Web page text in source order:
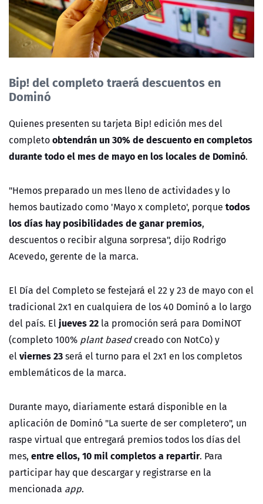
Bip! del completo traerá descuentos en
Dominó
Quienes presenten su tarjeta Bip! edición mes del
completoobtendrán un 30% de descuento en completos
durante todo el mes de mayo en los locales de Dominó.
"Hemos preparado un mes lleno de actividades y lo
hemos bautizado como 'Mayo x completo', porque todos
los días hay posibilidades de ganar premios,
descuentos o recibir alguna sorpresa", dijo Rodrigo
Acevedo, gerente de la marca.
El Día del Completo se festejará el 22 y 23 de mayo con el
tradicional 2x1 en cualquiera de los 40 Dominó a lo largo
del país. Eljueves 22 la promoción será para DomiNOT
(completo 100% plant based creado con NotCo) y
elviernes 23será el turno para el 2x1 en los completos
emblemáticos de la marca.
Durante mayo, diariamente estará disponible en la
aplicación de Dominó "La suerte de ser completero", un
raspe virtual que entregará premios todos los días del
mes, entre ellos, 10 mil completos a repartir. Para
participar hay que descargar y registrarse en la
mencionada app.